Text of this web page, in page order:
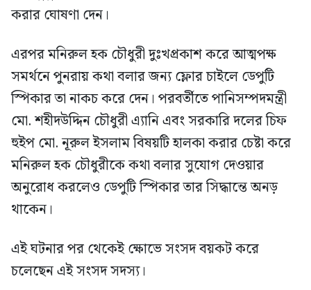
করার ঘোষণা দেন।
এরপর মনিরুল হক চৌধুরী দুঃখপ্রকাশ করে আত্মপক্ষ
সমর্থনে পুনরায় কথা বলার জন্য ফ্লোর চাইলে ডেপুটি
স্পিকার তা নাকচ করে দেন। পরবর্তীতে পানিসম্পদমন্ত্রী
মো. শহীদউদ্দিন চৌধুরী এ্যানি এবং সরকারি দলের চিফ
হুইপ মো. নূরুল ইসলাম বিষয়টি হালকা করার চেষ্টা করে
মনিরুল হক চৌধুরীকে কথা বলার সুযোগ দেওয়ার
অনুরোধ করলেও ডেপুটি স্পিকার তার সিদ্ধান্তে অনড়
থাকেন।
এই ঘটনার পর থেকেই ক্ষোভে সংসদ বয়কট করে
চলেছেন এই সংসদ সদস্য।